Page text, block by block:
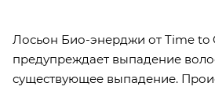
Лосьон Био-энерджи от Time to
предупреждает выпадение
существующее выпадение.